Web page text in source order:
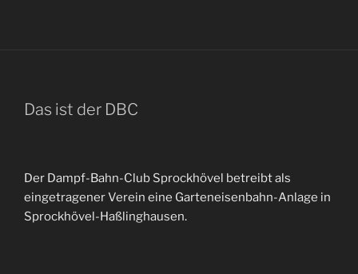
Das ist der DBC
Der Dampf-Bahn-Club Sprockhövel betreibt als
eingetragener Verein eine Garteneisenbahn-Anlage in
Sprockhövel-Haßlinghausen.